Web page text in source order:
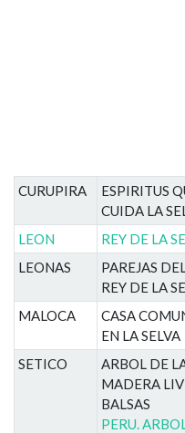
CURUPIRA
ESPIRITUS
CUIDA LA
LEON
REY DE LA
LEONAS
PAREJAS
REY DE LA
MALOCA
CASA
EN LA SELVA
SETICO
ARBOL DE
MADERA
BALSAS
PERU.